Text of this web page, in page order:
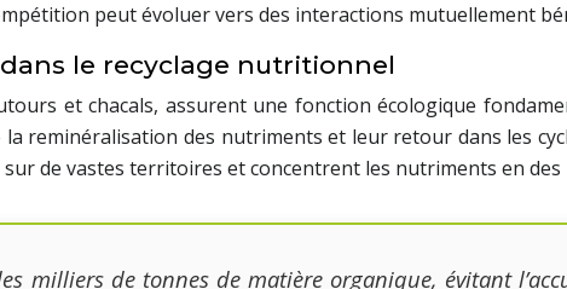
peut évoluer vers des interactions mutuellement
le recyclage nutritionnel
et chacals, assurent une fonction écologique
la reminéralisation des nutriments et leur retour dans les
de vastes territoires et concentrent les nutriments en des
milliers de tonnes de matière organique, évitant